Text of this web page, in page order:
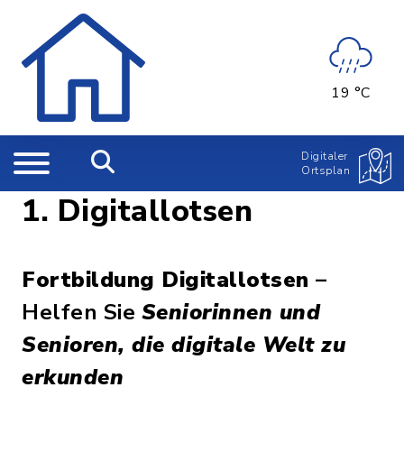
19 °C
Digitaler
Ortsplan
1. Digitallotsen
Fortbildung Digitallotsen –
Helfen Sie Seniorinnen und
Senioren, die digitale Welt zu
erkunden